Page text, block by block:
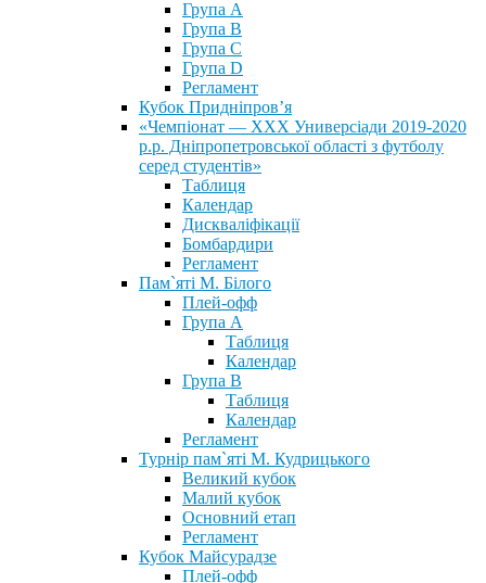
Група А
Група В
Група С
Група D
Регламент
Кубок Придніпров’я
«Чемпіонат — ХХХ Универсіади 2019-2020
р.р. Дніпропетровської області з футболу
серед студентів»
Таблиця
Календар
Дискваліфікації
Бомбардири
Регламент
Пам`яті М. Білого
Плей-офф
Група А
Таблиця
Календар
Група В
Таблиця
Календар
Регламент
Турнір пам`яті М. Кудрицького
Великий кубок
Малий кубок
Основний етап
Регламент
Кубок Майсурадзе
Плей-офф